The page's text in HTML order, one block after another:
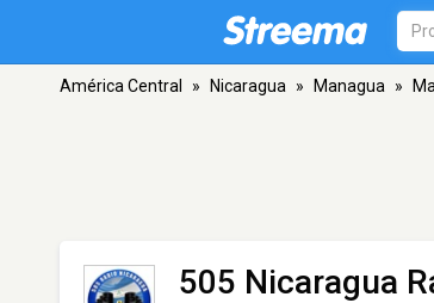
América Central » Nicaragua » Managua »
505 Nicaragua